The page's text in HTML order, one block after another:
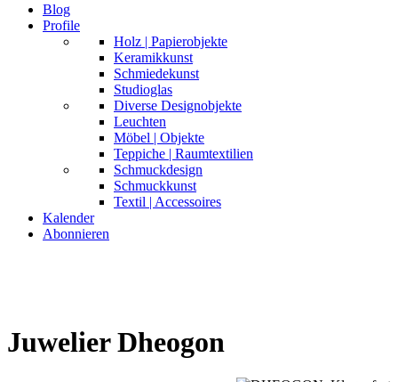
Blog
Profile
Holz | Papierobjekte
Keramikkunst
Schmiedekunst
Studioglas
Diverse Designobjekte
Leuchten
Möbel | Objekte
Teppiche | Raumtextilien
Schmuckdesign
Schmuckkunst
Textil | Accessoires
Kalender
Abonnieren
Juwelier Dheogon